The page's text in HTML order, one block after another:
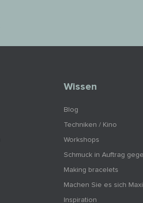
Wissen
Blog
Techniken / Kino
Workshops
Schmuck in Auftrag
Making bracelets
Machen Sie es sich
Inspiration